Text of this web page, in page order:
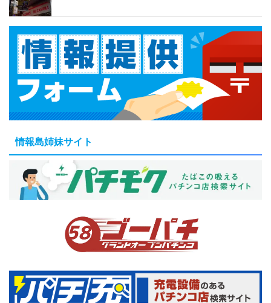
情報島姉妹サイト